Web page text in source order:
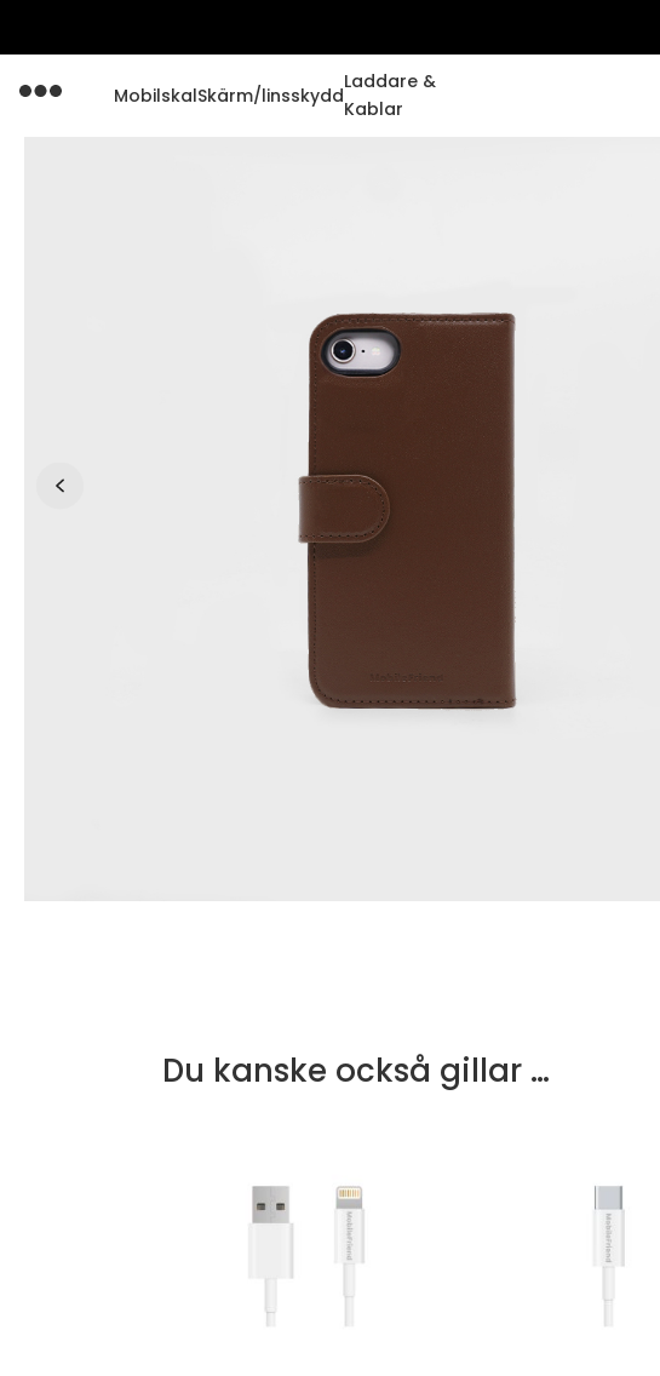
MobilskalSkärm/linsskydd
Laddare &
Kablar
Du kanske också gillar …